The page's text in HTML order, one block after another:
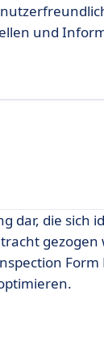
und
dar, die sich